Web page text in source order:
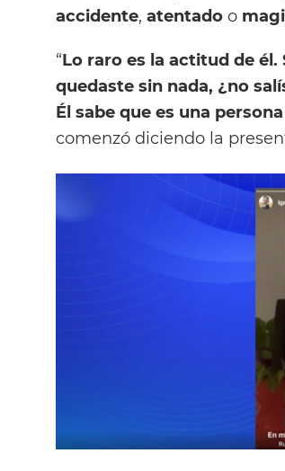
accidente, atentado o
“Lo raro es la actitud de él.
quedaste sin nada, ¿no
Él sabe que es una
comenzó diciendo la